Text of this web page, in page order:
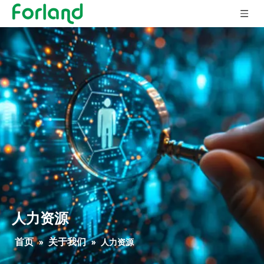
人力资源
首页 » 关于我们 » 人力资源